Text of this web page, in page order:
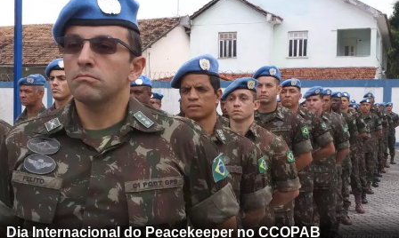
Dia Internacional do Peacekeeper no CCOPAB